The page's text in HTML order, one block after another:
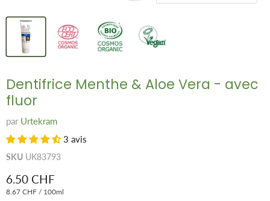
Dentifrice Menthe & Aloe Vera - avec
fluor
par Urtekram
3 avis
SKU UK83793
Prix remisé
6.50 CHF
8.67 CHF / 100ml